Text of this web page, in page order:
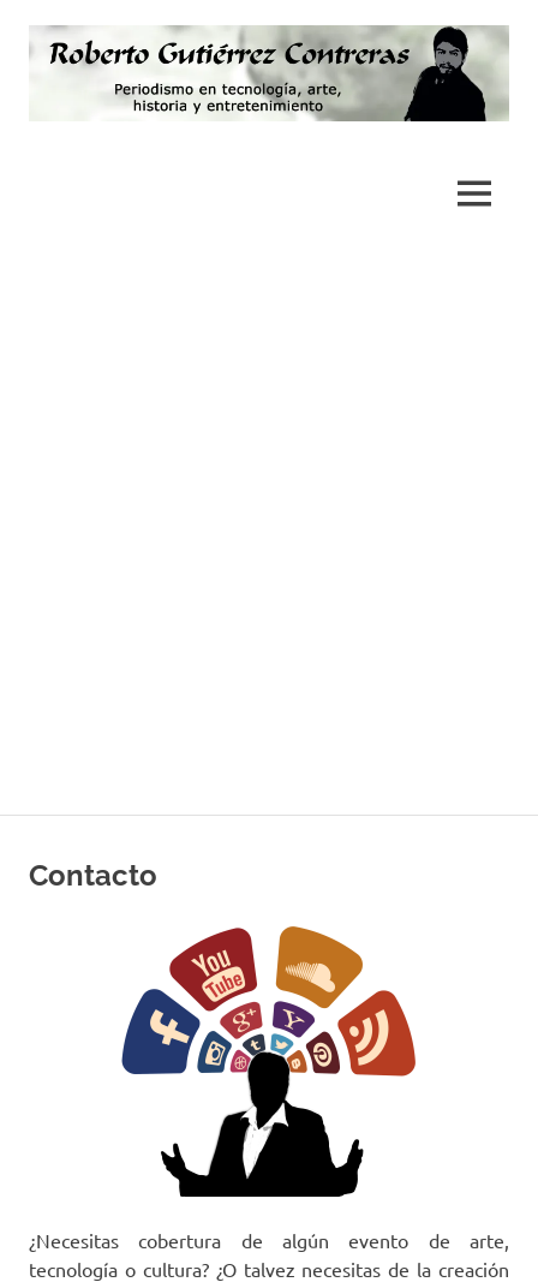
contenido
MENÚ
Contacto
¿Necesitas cobertura de algún evento de arte,
tecnología o cultura? ¿O talvez necesitas de la creación